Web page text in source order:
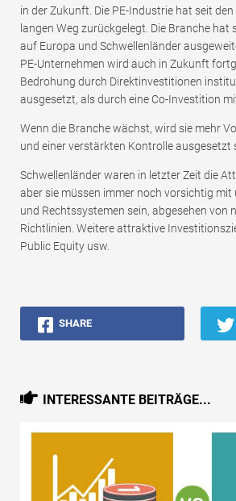
in der Zukunft. Die PE-Industrie hat seit
langen Weg zurückgelegt. Die Branche
auf Europa und Schwellenländer
PE-Unternehmen wird auch in Zukunft
Bedrohung durch Direktinvestitionen
ausgesetzt, als durch eine Co-Investition
Wenn die Branche wächst, wird sie mehr
und einer verstärkten Kontrolle ausgesetzt
Schwellenländer waren in letzter Zeit die
aber sie müssen immer noch vorsichtig mit
und Rechtssystemen sein, abgesehen von
Richtlinien. Weitere attraktive
Public Equity usw.
SHARE
INTERESSANTE BEITRÄGE...